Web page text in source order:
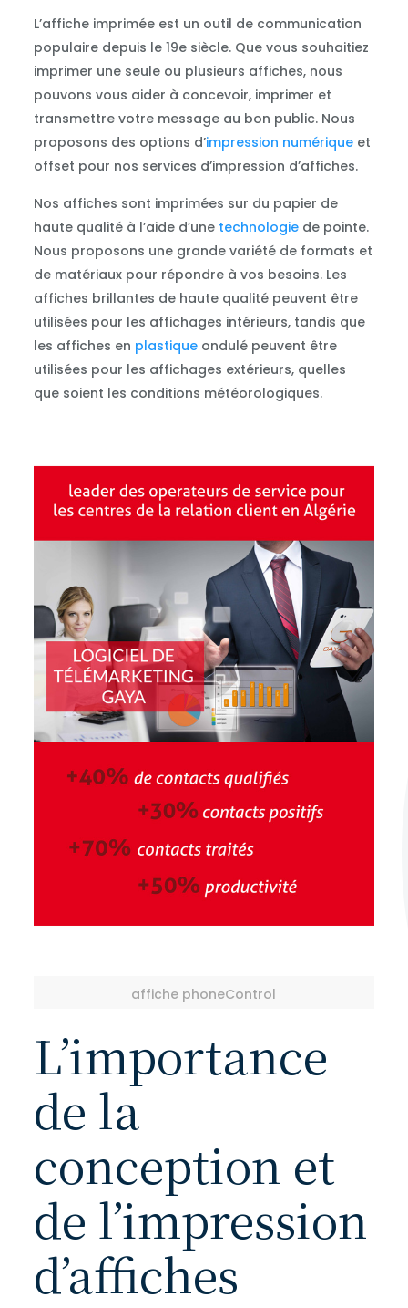
L’affiche imprimée est un outil de communication
populaire depuis le 19e siècle. Que vous souhaitiez
imprimer une seule ou plusieurs affiches, nous
pouvons vous aider à concevoir, imprimer et
transmettre votre message au bon public. Nous
proposons des options d’impression numériqueet
offset pour nos services d’impression d’affiches.
Nos affiches sont imprimées sur du papier de
haute qualité à l’aide d’une technologiede pointe.
Nous proposons une grande variété de formats et
de matériaux pour répondre à vos besoins. Les
affiches brillantes de haute qualité peuvent être
utilisées pour les affichages intérieurs, tandis que
les affiches en plastiqueondulé peuvent être
utilisées pour les affichages extérieurs, quelles
que soient les conditions météorologiques.
affiche phoneControl
L’importance
de la
conception et
de l’impression
d’affiches